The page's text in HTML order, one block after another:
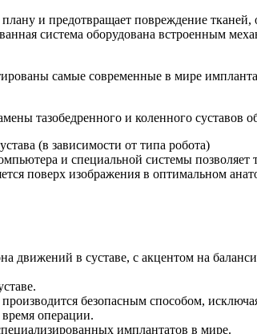
плану и предотвращает повреждение
система оборудована встроенным
самые современные в мире
тазобедренного и коленного суставов
(в зависимости от типа робота)
и специальной системы позволяет
поверх изображения в оптимальном
движений в суставе, с акцентом на
производится безопасным способом,
операции.
имплантатов в мире.